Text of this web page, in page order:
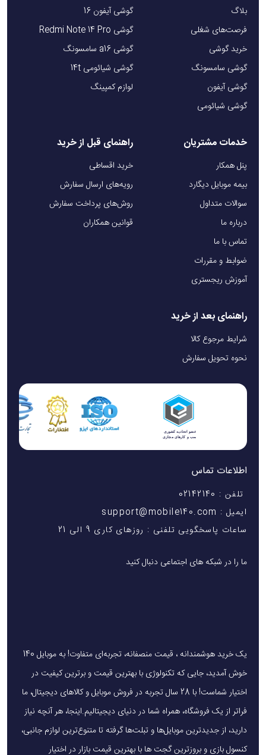
بلاگ
فرصت‌های شغلی
خرید گوشی
گوشی سامسونگ
گوشی آیفون
گوشی شیائومی
گوشی آیفون 16
گوشی Redmi Note 14 Pro
گوشی a16 سامسونگ
گوشی شیائومی 14t
لوازم کمپینگ
خدمات مشتریان
پنل همکار
بیمه موبایل دیگارد
سوالات متداول
درباره ما
تماس با ما
ضوابط و مقررات
آموزش ریجستری
راهنمای قبل از خرید
خرید اقساطی
رویه‌های ارسال سفارش
روش‌های پرداخت سفارش
قوانین همکاران
راهنمای بعد از خرید
شرایط مرجوع کالا
نحوه تحویل سفارش
اطلاعات تماس
تلفن : 02142140
ایمیل : support@mobile140.com
ساعات پاسخگویی تلفنی : روزهای کاری 9 الی 21
ما را در شبکه های اجتماعی دنبال کنید
یک خرید هوشمندانه ، قیمت منصفانه، تجربه‌ای متفاوت! به موبایل 140
خوش آمدید، جایی که تکنولوژی با بهترین قیمت و برترین کیفیت در
اختیار شماست! با 28 سال تجربه در فروش موبایل و کالاهای دیجیتال، ما
فراتر از یک فروشگاه، همراه شما در دنیای دیجیتالیم.اینجا، هر آنچه نیاز
دارید، از جدیدترین موبایل‌ها و تبلت‌ها گرفته تا متنوع‌ترین لوازم جانبی،
کنسول بازی و بروزترین گجت ها با بهترین قیمت بازار در اختیار